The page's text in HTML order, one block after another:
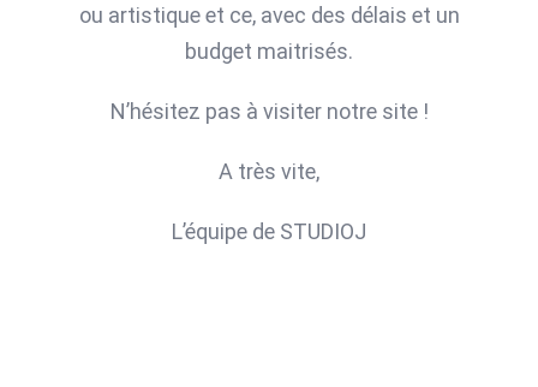
ou artistique et ce, avec des délais et un
budget maitrisés.
N’hésitez pas à visiter notre site !
A très vite,
L’équipe de STUDIOJ